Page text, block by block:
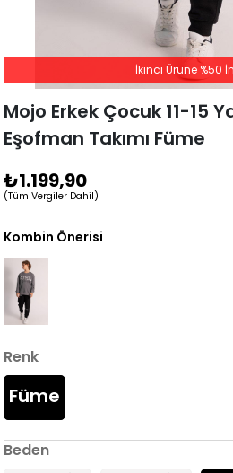
Mojo Erkek Çocuk 11-15
Eşofman Takımı Füme
₺1.199,90
(Tüm Vergiler Dahil)
İkinci Ürüne %50
Kombin Önerisi
Renk
Füme
Beden